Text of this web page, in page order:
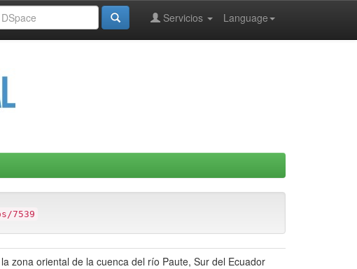
Language
Servicios
7539
zona oriental de la cuenca del río Paute, Sur del Ecuador